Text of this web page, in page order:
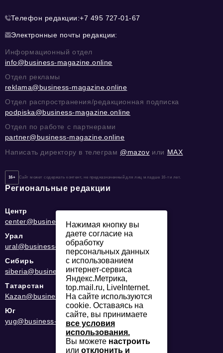
Телефон редакции:+7 495 727-01-67
Электронные почты редакции:
Информационный отдел
info@business-magazine.online
Отдел рекламы
reklama@business-magazine.online
Отдел распространения/редакционная подписка
podpiska@business-magazine.online
Отдел по работе с партнерами
partner@business-magazine.online
Написать директору в телеграм @mazov или MAX
16+ Сайт может содержать контент, не предназначенный для лиц младше 16-ти лет.
Региональные редакции
Центр
center@business-magazine.online
Урал
ural@business-magazine.online
Сибирь
siberia@business-magazine.online
Татарстан
Kazan@business-magazine.online
Юг
yug@business-magazine.online
Нажимая кнопку вы
даете согласие на
обработку
персональных данных
с использованием
интернет-сервиса
Яндекс.Метрика,
top.mail.ru, LiveInternet.
На сайте используются
cookie. Оставаясь на
сайте, вы принимаете
все условия
использования.
Вы можете настроить
или отклонить и